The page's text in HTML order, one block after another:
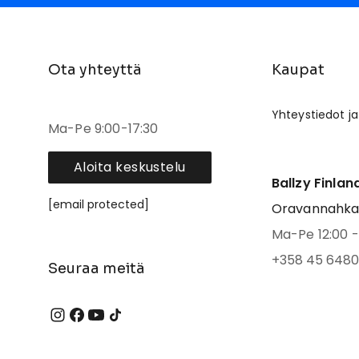
Ota yhteyttä
Ma-Pe 9:00-17:30
Aloita keskustelu
[email protected]
Seuraa meitä
Kaupat
Yhteystiedot
Ballzy
Ma-Pe 12:00 -
+358 45